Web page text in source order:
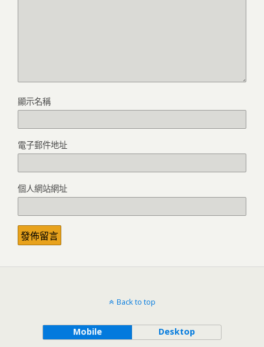
顯示名稱
電子郵件地址
個人網站網址
Back to top
Mobile Desktop